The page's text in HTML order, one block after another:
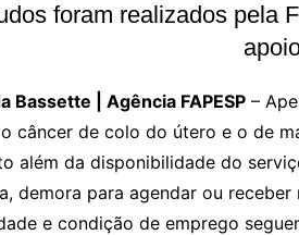
foram realizados pela
Bassette | Agência FAPESP –
câncer de colo do útero e o de
além da disponibilidade do
demora para agendar ou
e condição de emprego